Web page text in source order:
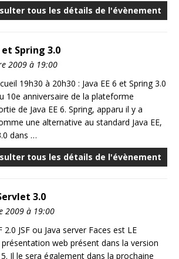
tous les détails de l'évènement
et Spring 3.0
2009 à 19:00
19h30 à 20h30 : Java EE 6 et Spring 3.0
10e anniversaire de la plateforme
de Java EE 6. Spring, apparu il y a
une alternative au standard Java EE,
dans …
tous les détails de l'évènement
3.0
2009 à 19:00
2.0 JSF ou Java server Faces est LE
web présent dans la version
5. Il le sera également dans la prochaine